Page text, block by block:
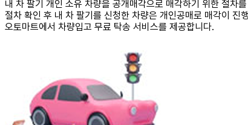
내 차 팔기 개인 소유 차량을 공개매각으로 매각하기 위한 절차를
절차 확인 후 내 차 팔기를 신청한 차량은 개인공매로 매각이 진
오토마트에서 차량입고 무료 탁송 서비스를 제공합니다.